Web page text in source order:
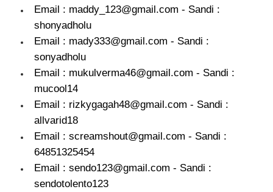
Email : maddy_123@gmail.com - Sandi :
shonyadholu
Email : mady333@gmail.com - Sandi :
sonyadholu
Email : mukulverma46@gmail.com - Sandi :
mucool14
Email : rizkygagah48@gmail.com - Sandi :
allvarid18
Email : screamshout@gmail.com - Sandi :
64851325454
Email : sendo123@gmail.com - Sandi :
sendotolento123